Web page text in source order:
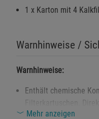
1 x Karton mit 4
Warnhinweise /
Warnhinweise:
Enthält chemische
Filterkartuschen.
vermeiden.
Mehr anzeigen